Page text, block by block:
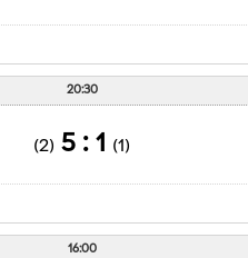
20:30
(1)
1 : 5
(2)
16:00